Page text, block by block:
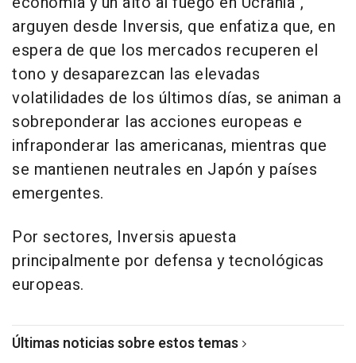
arguyen desde Inversis, que enfatiza que, en
espera de que los mercados recuperen el
tono y desaparezcan las elevadas
volatilidades de los últimos días, se animan a
sobreponderar las acciones europeas e
infraponderar las americanas, mientras que
se mantienen neutrales en Japón y países
emergentes.
Por sectores, Inversis apuesta
principalmente por defensa y tecnológicas
europeas.
Últimas noticias sobre estos temas